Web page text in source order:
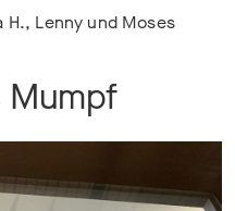
H., Lenny und Moses
Mumpf